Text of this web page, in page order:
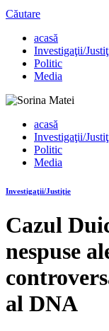
Căutare
acasă
Investigaţii/
Politic
Media
acasă
Investigaţii/
Politic
Media
Investigaţii/Justiţie
Cazul
nespuse
al DNA